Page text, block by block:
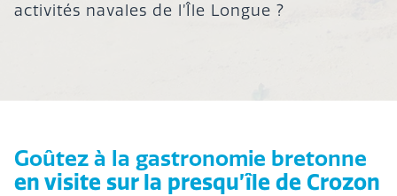
activités navales de l’Île Longue ?
Goûtez à la gastronomie bretonne
en visite sur la presqu’île de Crozon